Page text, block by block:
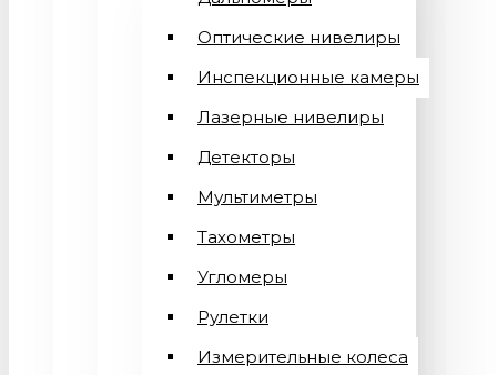
Оптические нивелиры
Инспекционные камеры
Лазерные нивелиры
Детекторы
Мультиметры
Тахометры
Угломеры
Рулетки
Измерительные колеса